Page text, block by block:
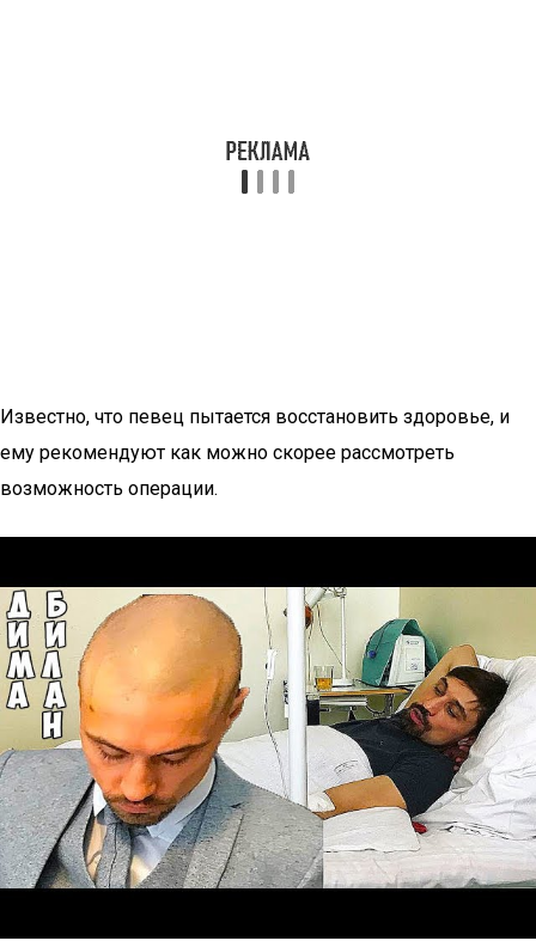
Известно, что певец пытается восстановить здоровье, и
ему рекомендуют как можно скорее рассмотреть
возможность операции.